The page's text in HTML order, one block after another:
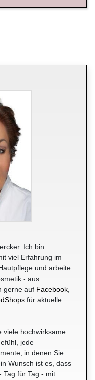
Ich bin
viel Erfahrung im
und arbeite
- aus
gerne auf Facebook
für aktuelle
viele hochwirksame
jede
in denen Sie
Wunsch ist es, dass
Tag für Tag - mit